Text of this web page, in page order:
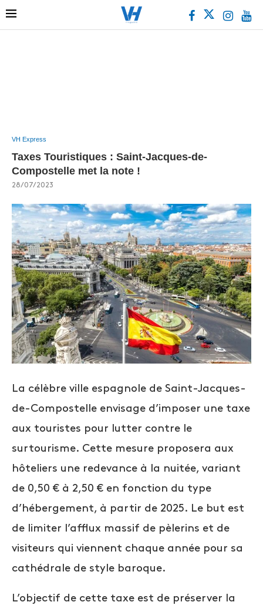
VH Express
Taxes Touristiques : Saint-Jacques-de-
Compostelle met la note !
28/07/2023
La célèbre ville espagnole de Saint-Jacques-
de-Compostelle envisage d’imposer une taxe
aux touristes pour lutter contre le
surtourisme. Cette mesure proposera aux
hôteliers une redevance à la nuitée, variant
de 0,50 € à 2,50 € en fonction du type
d’hébergement, à partir de 2025. Le but est
de limiter l’afflux massif de pèlerins et de
visiteurs qui viennent chaque année pour sa
cathédrale de style baroque.
L’objectif de cette taxe est de préserver la